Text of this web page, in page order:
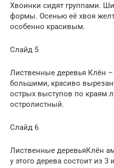
Хвоинки сидят группами.
формы. Осенью её хвоя
особенно красивым.
Слайд 5
Лиственные деревья Клён
большими, красиво
острых выступов по краям
остролистный.
Слайд 6
Лиственные деревьяКлён
у этого дерева состоит из